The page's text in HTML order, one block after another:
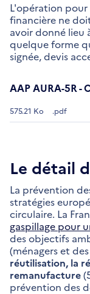
L'opération pour
financière ne
avoir donné lieu
quelque forme
signée, devis
AAP AURA-5R -
575.21 Ko .pdf
Le détail
La prévention
stratégies
circulaire. La
gaspillage pour
des objectifs
(ménagers et
réutilisation, la
remanufacture
prévention des